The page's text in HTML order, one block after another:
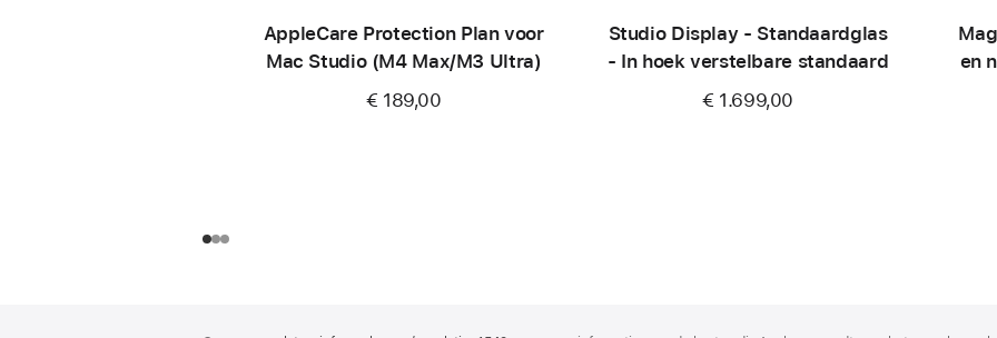
AppleCare Protection Plan voor
Mac Studio (M4 Max/M3 Ultra)
€ 189,00
Studio Display - Standaardglas
- In hoek verstelbare standaard
€ 1.699,00
en